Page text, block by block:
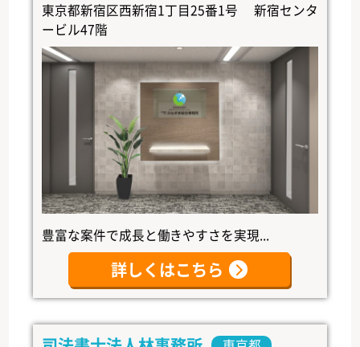
東京都新宿区西新宿1丁目25番1号 新宿センタ
ービル47階
豊富な案件で成長と働きやすさを実現...
詳しくはこちら